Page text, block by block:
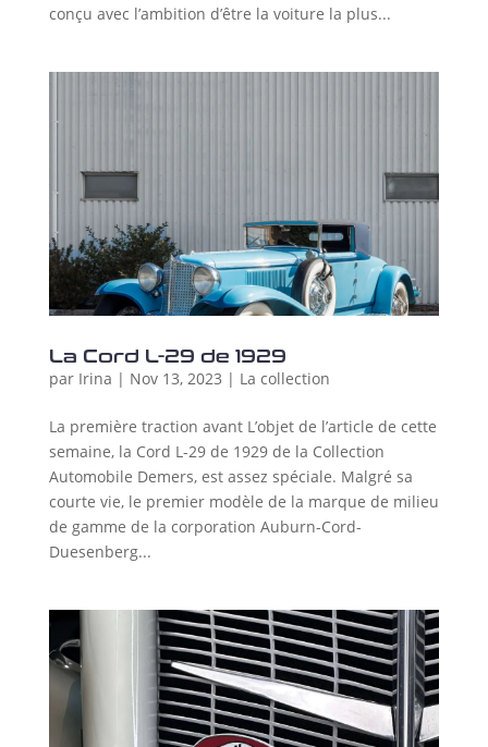
conçu avec l’ambition d’être la voiture la plus...
La Cord L-29 de 1929
par Irina | Nov 13, 2023 | La collection
La première traction avant L’objet de l’article de cette
semaine, la Cord L-29 de 1929 de la Collection
Automobile Demers, est assez spéciale. Malgré sa
courte vie, le premier modèle de la marque de milieu
de gamme de la corporation Auburn-Cord-
Duesenberg...